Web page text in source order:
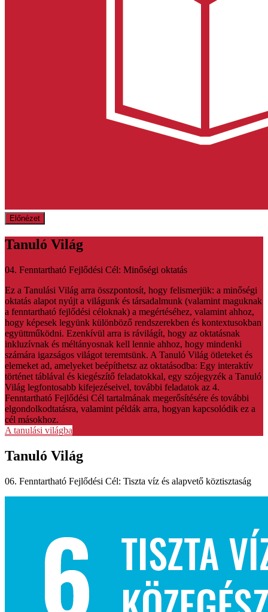
Előnézet
Tanuló Világ
04. Fenntartható Fejlődési Cél: Minőségi oktatás
Ez a Tanulási Világ arra összpontosít, hogy felismerjük: a minőségi
oktatás alapot nyújt a világunk és társadalmunk (valamint maguknak
a fenntartható fejlődési céloknak) a megértéséhez, valamint ahhoz,
hogy képesek legyünk különböző rendszerekben és kontextusokban
együttműködni. Ezenkívül arra is rávilágít, hogy az oktatásnak
inkluzívnak és méltányosnak kell lennie ahhoz, hogy mindenki
számára igazságos világot teremtsünk. A Tanuló Világ ötleteket és
elemeket ad, amelyeket beépíthetsz az oktatásodba: Egy interaktív
történet táblával és kiegészítő feladatokkal, egy szójegyzék a Tanuló
Világ legfontosabb kifejezéseivel, további feladatok az 4.
Fenntartható Fejlődési Cél tartalmának megerősítésére és további
elgondolkodtatásra, valamint példák arra, hogyan kapcsolódik ez a
cél másokhoz.
A tanulási világba
Tanuló Világ
06. Fenntartható Fejlődési Cél: Tiszta víz és alapvető köztisztaság